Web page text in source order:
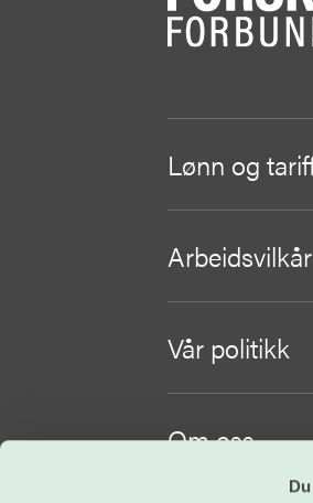
Lønn og
Arbeidsvilkår
Vår politikk
Om oss